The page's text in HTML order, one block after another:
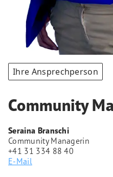
Ihre Ansprechperson
Community
Seraina Branschi
Community Managerin
+41 31 334 88 40
E-Mail